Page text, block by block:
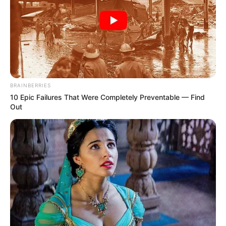
az esetet.
A személy eltűnése miatti ügy megnyitását
követően azonnal nagyszabású kereső- és
mentőakció indult a Yellowstone Nemzeti Park
Lamar-völgyi területén, amelyet a parkőrök, a
hivatásos keresőcsapatok és a helyi támogató
egységek közösen koordináltak.
A kezdeti szakaszban a keresési területet az előre
rögzített útvonal alapján határozták meg, beleértve
a követni kívánt fő ösvényt és a rögzített éjszakai
megállóhelyeket is, ahonnan a földi csapatokat
kisebb csoportokra osztották, hogy
szisztematikusan átfésüljék az egyes szakaszokat,
miközben a kutyás egységeket a családok által
BRAINBERRIES
10 Epic Failures That Were Completely Preventable — Find
Out